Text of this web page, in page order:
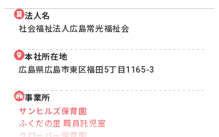
法人名
社会福祉法人広島常光福祉会
本社所在地
広島県広島市東区福田5丁目1165-3
事業所
サンヒルズ保育園
ふくだの里 職員託児室